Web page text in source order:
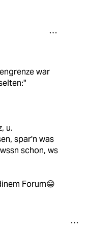
war
u.
spar'n was
schon, ws
Forum😁